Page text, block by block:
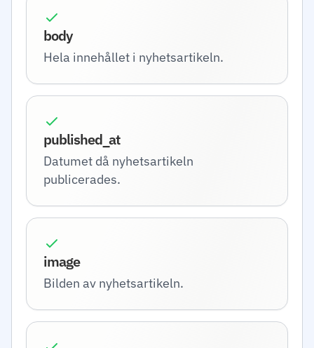
body
Hela innehållet i nyhetsartikeln.
published_at
Datumet då nyhetsartikeln
publicerades.
image
Bilden av nyhetsartikeln.